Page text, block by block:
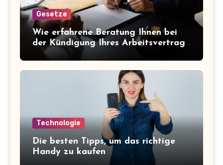
Gesetze
Wie erfahrene Beratung Ihnen bei
der Kündigung Ihres Arbeitsvertrags
hilft
Technologie
Die besten Tipps, um das richtige
Handy zu kaufen